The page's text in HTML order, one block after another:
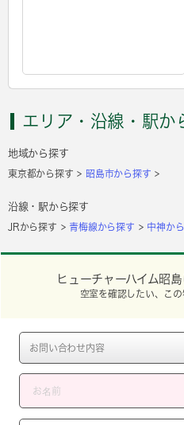
エリア・沿線・駅か
地域から探す
東京都から探す 昭島市から探す
沿線・駅から探す
JRから探す 青梅線から探す 中神か
ヒューチャーハイム昭
空室を確認したい、こ